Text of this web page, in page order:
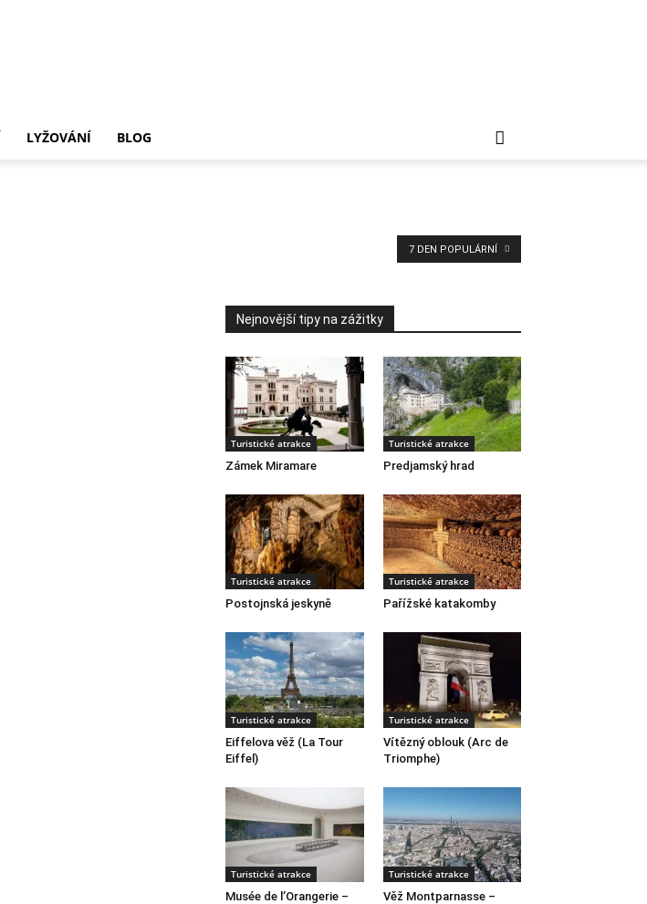
LYŽOVÁNÍ BLOG
7 DEN POPULÁRNÍ
Nejnovější tipy na zážitky
Turistické atrakce
Zámek Miramare
Turistické atrakce
Predjamský hrad
Turistické atrakce
Postojnská jeskyně
Turistické atrakce
Pařížské katakomby
Turistické atrakce
Eiffelova věž (La Tour
Eiffel)
Turistické atrakce
Vítězný oblouk (Arc de
Triomphe)
Turistické atrakce
Musée de l’Orangerie –
Turistické atrakce
Věž Montparnasse –